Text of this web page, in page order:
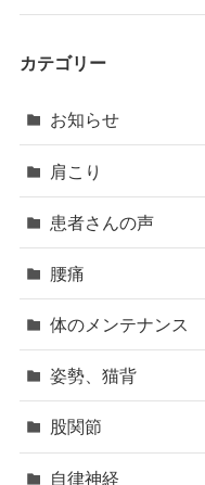
カテゴリー
お知らせ
肩こり
患者さんの声
腰痛
体のメンテナンス
姿勢、猫背
股関節
自律神経